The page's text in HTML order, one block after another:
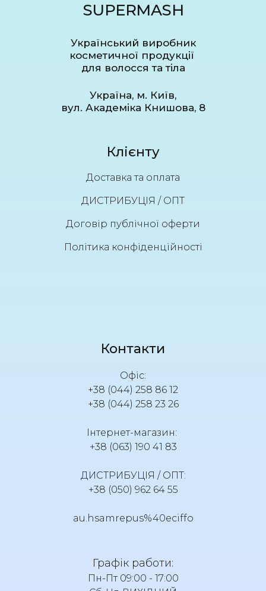
SUPERMASH
Український виробник
косметичної продукції
для волосся та тіла
Україна, м. Київ,
вул. Академіка Книшова, 8
Клієнту
Доставка та оплата
ДИСТРИБУЦІЯ / ОПТ
Договір публічної оферти
Політика конфіденційності
Контакти
Офіс:
+38 (044) 258 86 12
+38 (044) 258 23 26
Інтернет-магазин:
+38 (063) 190 41 83
ДИСТРИБУЦІЯ / ОПТ:
+38 (050) 962 64 55
au.hsamrepus%40eciffo
Графік работи:
Пн-Пт 09:00 - 17:00